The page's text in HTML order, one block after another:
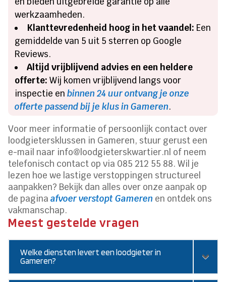
werkzaamheden.
Klanttevredenheid hoog in het vaandel: Een
gemiddelde van 5 uit 5 sterren op Google
Reviews.
Altijd vrijblijvend advies en een heldere
offerte: Wij komen vrijblijvend langs voor
inspectie enbinnen 24 uur ontvang je onze
offerte passend bij je klus in Gameren.
Voor meer informatie of persoonlijk contact over
loodgietersklussen in Gameren, stuur gerust een
e-mail naar info@loodgieterskwartier.nl of neem
telefonisch contact op via 085 212 55 88. Wil je
lezen hoe we lastige verstoppingen structureel
aanpakken? Bekijk dan alles over onze aanpak op
de paginaafvoer verstopt Gameren en ontdek ons
vakmanschap.
Meest gestelde vragen
Welke diensten levert een loodgieter in
Gameren?